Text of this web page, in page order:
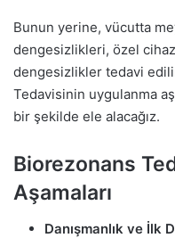
Bunun yerine, vücutta
dengesizlikleri, özel
dengesizlikler tedavi
Tedavisinin uygulanma
bir şekilde ele alacağız.
Biorezonans
Aşamaları
Danışmanlık ve İlk